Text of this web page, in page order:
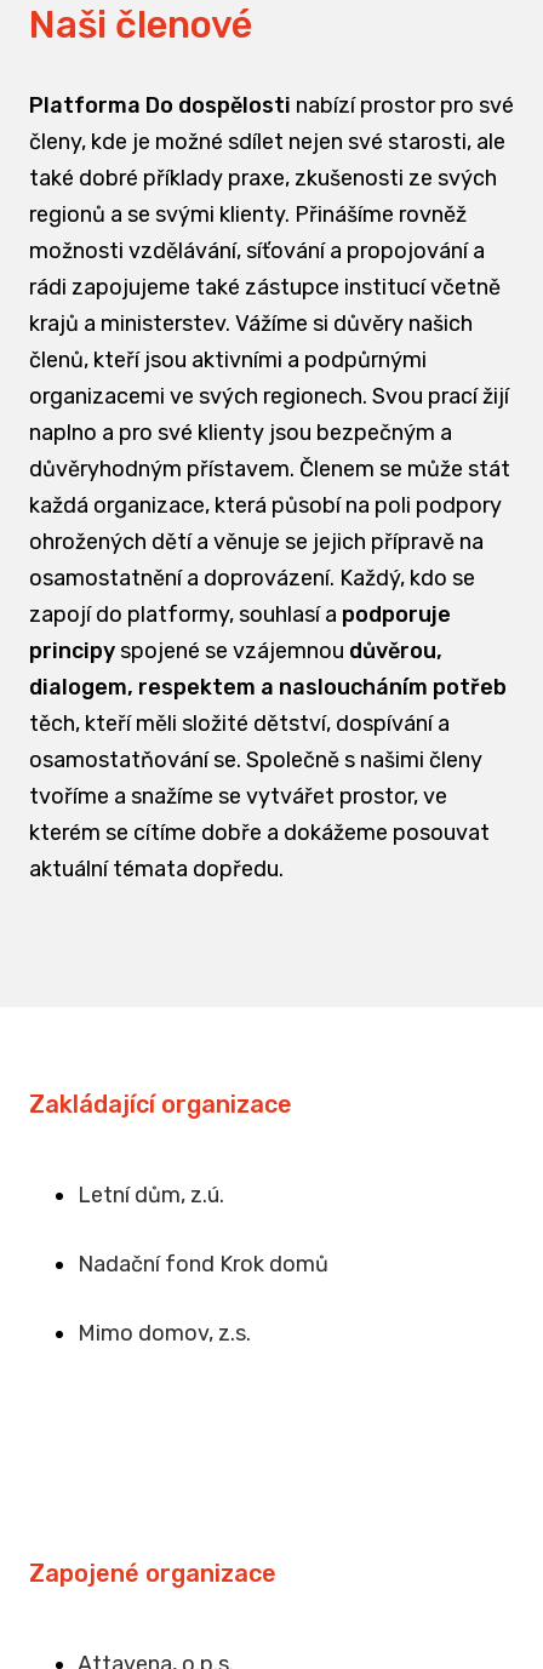
Naši členové
Platforma Do dospělosti nabízí prostor pro své
členy, kde je možné sdílet nejen své starosti, ale
také dobré příklady praxe, zkušenosti ze svých
regionů a se svými klienty. Přinášíme rovněž
možnosti vzdělávání, síťování a propojování a
rádi zapojujeme také zástupce institucí včetně
krajů a ministerstev. Vážíme si důvěry našich
členů, kteří jsou aktivními a podpůrnými
organizacemi ve svých regionech. Svou prací žijí
naplno a pro své klienty jsou bezpečným a
důvěryhodným přístavem. Členem se může stát
každá organizace, která působí na poli podpory
ohrožených dětí a věnuje se jejich přípravě na
osamostatnění a doprovázení. Každý, kdo se
zapojí do platformy, souhlasí a podporuje
principyspojené se vzájemnou důvěrou,
dialogem, respektem a nasloucháním potřeb
těch, kteří měli složité dětství, dospívání a
osamostatňování se. Společně s našimi členy
tvoříme a snažíme se vytvářet prostor, ve
kterém se cítíme dobře a dokážeme posouvat
aktuální témata dopředu.
Zakládající organizace
Letní dům, z.ú.
Nadační fond Krok domů
Mimo domov, z.s.
Zapojené organizace